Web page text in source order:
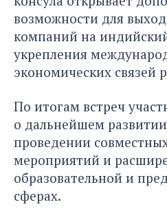
возможности для
компаний на
укрепления
экономических связей
По итогам встреч
о дальнейшем
проведении
мероприятий и
образовательной и
сферах.